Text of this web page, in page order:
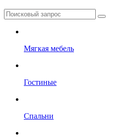
Мягкая мебель
Гостиные
Спальни